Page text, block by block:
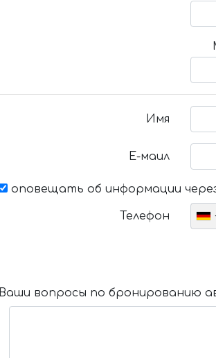
Имя
Е-маил
оповещать об информации
Телефон
Ваши вопросы по бронированию